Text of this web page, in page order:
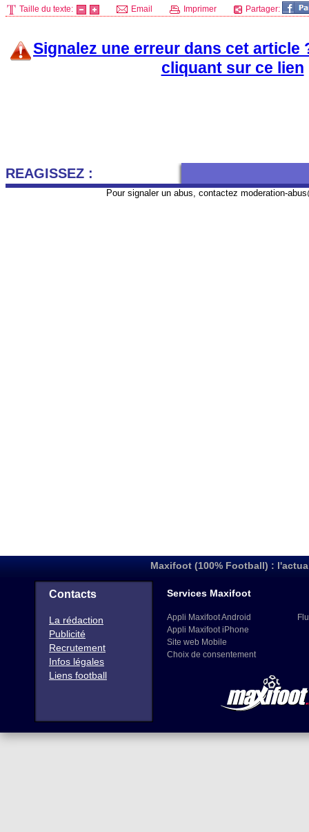
Taille du texte: Email Imprimer Partager:
Signalez une erreur dans cet article
cliquant sur ce lien
REAGISSEZ :
Pour signaler un abus, contactez moderation-
Maxifoot (100% Football) :
Contacts
La rédaction
Publicité
Recrutement
Infos légales
Liens football
Services Maxifoot
Appli Maxifoot Android
Appli Maxifoot iPhone
Site web Mobile
Choix de consentement